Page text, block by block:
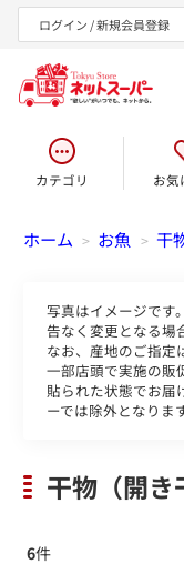
ログイン / 新規会員登録
カテゴリ お気
ホーム > お魚 > 干
写真はイメージです
告なく変更となる場
なお、産地のご指定
一部店頭で実施の販
貼られた状態でお届
ーでは除外となりま
干物（開き
6件